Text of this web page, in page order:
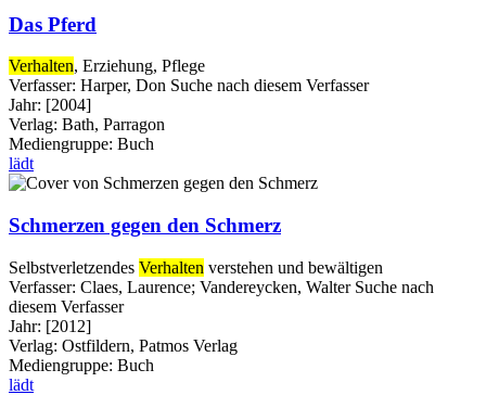
Das Pferd
Verhalten, Erziehung, Pflege
Verfasser: Harper, Don Suche nach diesem Verfasser
Jahr: [2004]
Verlag: Bath, Parragon
Mediengruppe: Buch
lädt
Schmerzen gegen den Schmerz
Selbstverletzendes Verhalten verstehen und bewältigen
Verfasser: Claes, Laurence; Vandereycken, Walter Suche nach
diesem Verfasser
Jahr: [2012]
Verlag: Ostfildern, Patmos Verlag
Mediengruppe: Buch
lädt